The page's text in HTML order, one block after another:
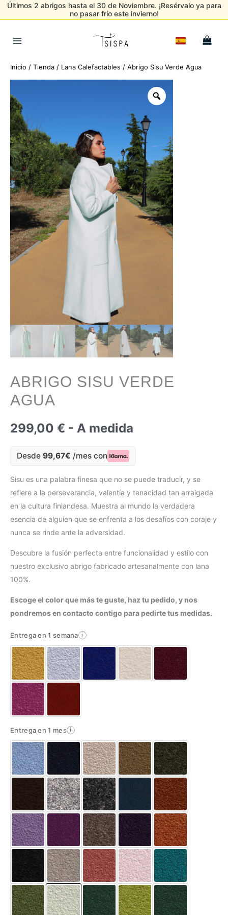
Últimos 2 abrigos hasta el 30 de Noviembre. ¡Resérvalo ya para
no pasar frío este invierno!
Menu
Inicio / Tienda / Lana Calefactables / Abrigo Sisu Verde Agua
ABRIGO SISU VERDE
AGUA
299,00 € - A medida
Desde 99,67€ /mes con
Sisu es una palabra finesa que no se puede traducir, y se
refiere a la perseverancia, valentía y tenacidad tan arraigada
en la cultura finlandesa. Muestra al mundo la verdadera
esencia de alguien que se enfrenta a los desafíos con coraje y
nunca se rinde ante la adversidad.
Descubre la fusión perfecta entre funcionalidad y estilo con
nuestro exclusivo abrigo fabricado artesanalmente con lana
100%.
Escoge el color que más te guste, haz tu pedido, y nos
pondremos en contacto contigo para pedirte tus medidas.
Entrega en 1 semana i
Entrega en 1 mes i